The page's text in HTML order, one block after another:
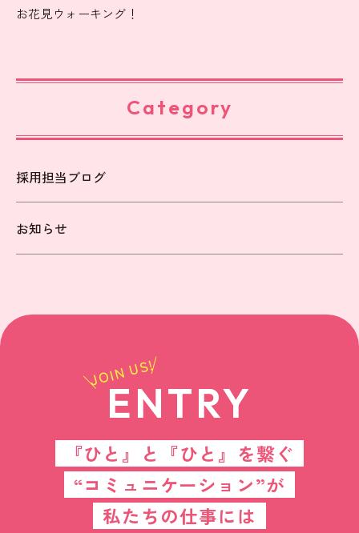
お花見ウォーキング！
Category
採用担当ブログ
お知らせ
JOIN US!
ENTRY
『ひと』と『ひと』を繋ぐ
“コミュニケーション”が
私たちの仕事には